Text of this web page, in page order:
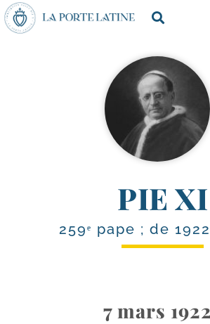
PIE XI
259ᵉ pape ; de
7 mars 1922